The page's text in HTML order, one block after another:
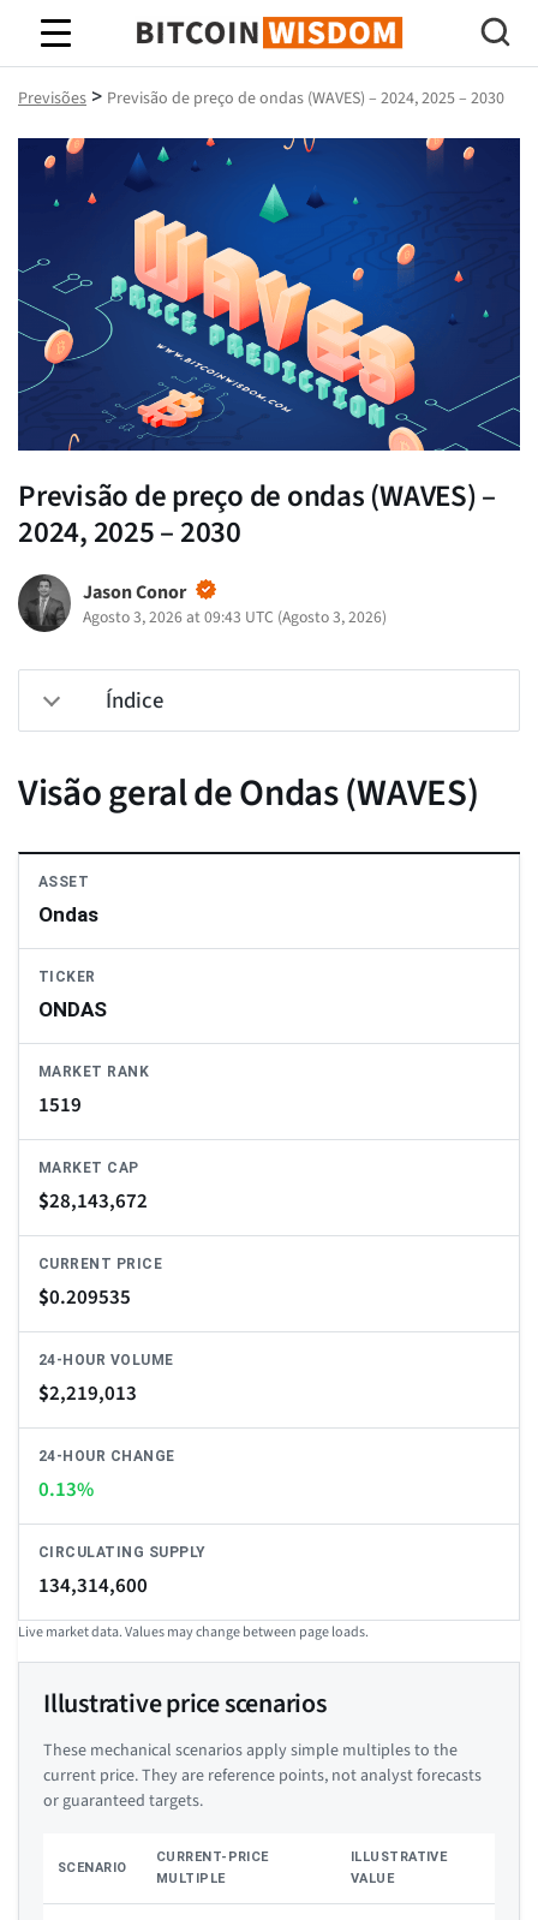
Sabedoria do Bitcoin
Previsões > Previsão de preço de ondas (WAVES) – 2024, 2025 – 2030
Previsão de preço de ondas (WAVES) –
2024, 2025 – 2030
Jason Conor
Agosto 3, 2026 at 09:43 UTC (Agosto 3, 2026)
Índice
Visão geral de Ondas (WAVES)
ASSET
Ondas
TICKER
ONDAS
MARKET RANK
1519
MARKET CAP
$28,143,672
CURRENT PRICE
$0.209535
24-HOUR VOLUME
$2,219,013
24-HOUR CHANGE
0.13%
CIRCULATING SUPPLY
134,314,600
Live market data. Values may change between page loads.
Illustrative price scenarios
These mechanical scenarios apply simple multiples to the
current price. They are reference points, not analyst forecasts
or guaranteed targets.
SCENARIO
CURRENT-PRICE
MULTIPLE
ILLUSTRATIVE
VALUE